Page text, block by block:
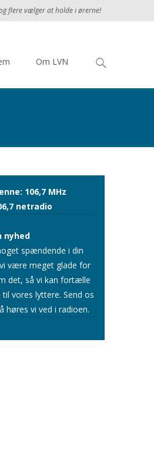
flere vælger at holde i ørerne!
Om LVN
Søg
efter:
106,7 MHz
netradio
nyhed
spændende i din
vi være meget glade for
det, så vi kan fortælle
til vores lyttere. Send os
høres vi ved i radioen.